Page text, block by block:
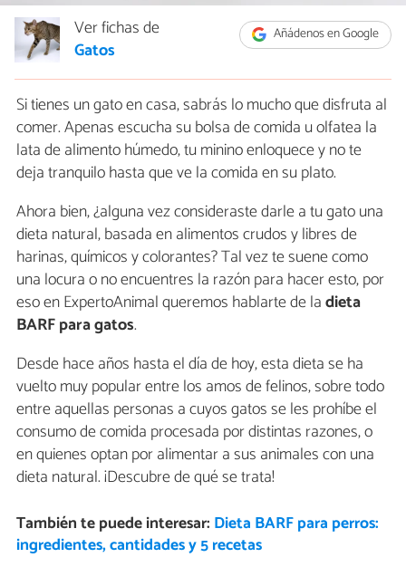
Añádenos en Google
Ver fichas de
Gatos
Si tienes un gato en casa, sabrás lo mucho que disfruta al
comer. Apenas escucha su bolsa de comida u olfatea la
lata de alimento húmedo, tu minino enloquece y no te
deja tranquilo hasta que ve la comida en su plato.
Ahora bien, ¿alguna vez consideraste darle a tu gato una
dieta natural, basada en alimentos crudos y libres de
harinas, químicos y colorantes? Tal vez te suene como
una locura o no encuentres la razón para hacer esto, por
eso en ExpertoAnimal queremos hablarte de ladieta
BARF para gatos.
Desde hace años hasta el día de hoy, esta dieta se ha
vuelto muy popular entre los amos de felinos, sobre todo
entre aquellas personas a cuyos gatos se les prohíbe el
consumo de comida procesada por distintas razones, o
en quienes optan por alimentar a sus animales con una
dieta natural. ¡Descubre de qué se trata!
También te puede interesar: Dieta BARF para perros:
ingredientes, cantidades y 5 recetas